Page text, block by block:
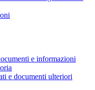
e informazioni
e documenti ulteriori